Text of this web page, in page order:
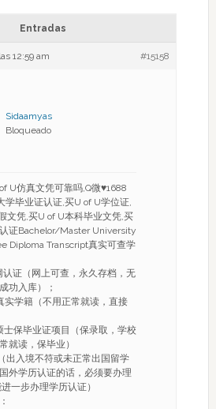
Entradas
12:59 am #15158
Sidaamyas
Bloqueado
仿真文凭可靠吗,Q微♥1688
学毕业证认证,买U of U学位证,
文凭,买U of U本科毕业文凭,买
证Bachelor/Master University
Diploma Transcript真实可查学
认证（网上可查，永久存档，无
功入库）；
实学籍（不用正常就读，直接
士保毕业证项目（保录取，学校
就读，保毕业）
出入境不符或未正常出国留学
外学历认证的话，必须要办理
一步办理学历认证）